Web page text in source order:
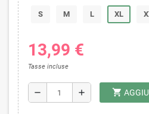
S M L XL
13,99 €
Tasse incluse
remove add shopping_cart